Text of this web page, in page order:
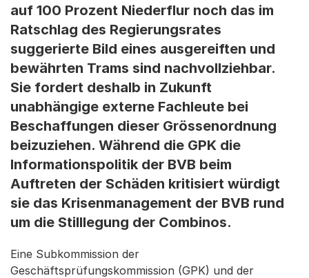
auf 100 Prozent Niederflur noch das im
Ratschlag des Regierungsrates
suggerierte Bild eines ausgereiften und
bewährten Trams sind nachvollziehbar.
Sie fordert deshalb in Zukunft
unabhängige externe Fachleute bei
Beschaffungen dieser Grössenordnung
beizuziehen. Während die GPK die
Informationspolitik der BVB beim
Auftreten der Schäden kritisiert würdigt
sie das Krisenmanagement der BVB rund
um die Stilllegung der Combinos.
Eine Subkommission der
Geschäftsprüfungskommission (GPK) und der